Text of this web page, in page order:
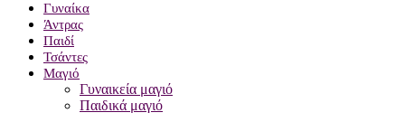
Γυναίκα
Άντρας
Παιδί
Τσάντες
Μαγιό
Γυναικεία μαγιό
Παιδικά μαγιό